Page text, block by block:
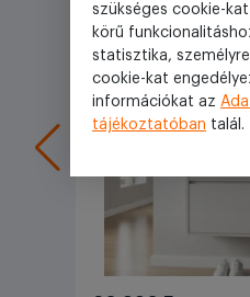
szükséges cookie-
körű
statisztika,
cookie-kat
információkat az
tájékoztatóban talál.